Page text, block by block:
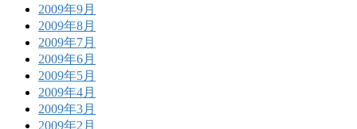
2009年9月
2009年8月
2009年7月
2009年6月
2009年5月
2009年4月
2009年3月
2009年2月